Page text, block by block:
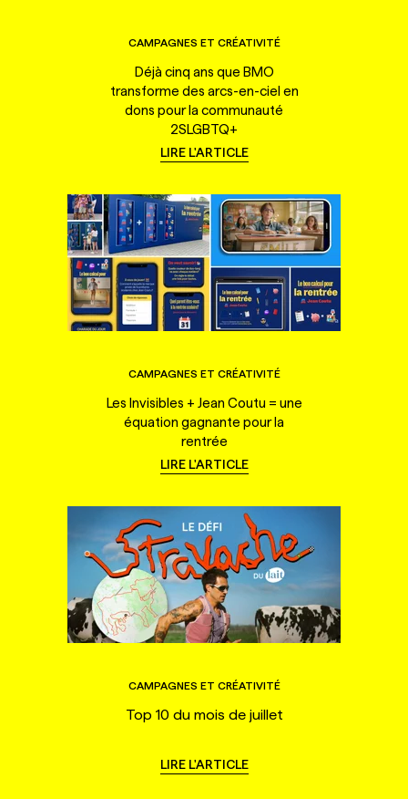
CAMPAGNES ET CRÉATIVITÉ
Déjà cinq ans que BMO
transforme des arcs-en-ciel en
dons pour la communauté
2SLGBTQ+
LIRE L'ARTICLE
CAMPAGNES ET CRÉATIVITÉ
Les Invisibles + Jean Coutu = une
équation gagnante pour la
rentrée
LIRE L'ARTICLE
CAMPAGNES ET CRÉATIVITÉ
Top 10 du mois de juillet
LIRE L'ARTICLE